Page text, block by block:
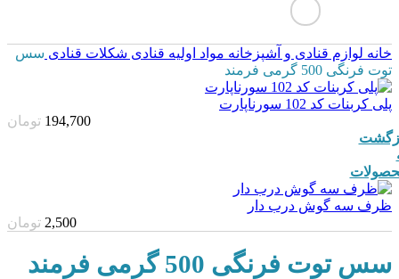
خانه لوازم قنادی و آشپزخانه مواد اولیه قنادی شکلات قنادی سس
توت فرنگی 500 گرمی فرمند
پلی کربنات کد 102 سورناپارت
194,700 تومان
ظرف سه گوش درب دار
2,500 تومان
سس توت فرنگی 500 گرمی فرمند